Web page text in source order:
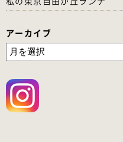
アーカイブ